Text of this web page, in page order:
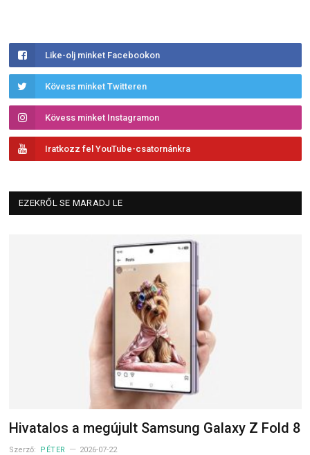
Like-olj minket Facebookon
Kövess minket Twitteren
Kövess minket Instagramon
Iratkozz fel YouTube-csatornánkra
EZEKRŐL SE MARADJ LE
Hivatalos a megújult Samsung Galaxy Z Fold 8
Szerző: PÉTER 2026-07-22